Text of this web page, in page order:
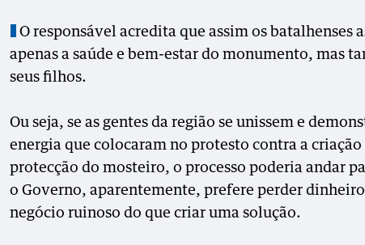
O responsável acredita que assim os batalhenses
apenas a saúde e bem-estar do monumento, mas
seus filhos.
Ou seja, se as gentes da região se unissem e
energia que colocaram no protesto contra a
protecção do mosteiro, o processo poderia andar
o Governo, aparentemente, prefere perder
negócio ruinoso do que criar uma solução.